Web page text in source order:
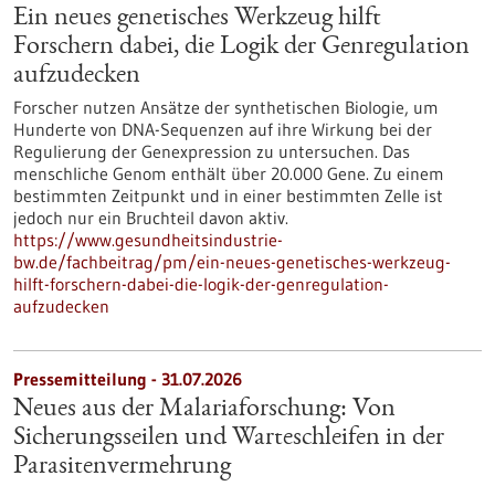
Ein neues genetisches Werkzeug hilft
Forschern dabei, die Logik der Genregulation
aufzudecken
Forscher nutzen Ansätze der synthetischen Biologie, um
Hunderte von DNA-Sequenzen auf ihre Wirkung bei der
Regulierung der Genexpression zu untersuchen. Das
menschliche Genom enthält über 20.000 Gene. Zu einem
bestimmten Zeitpunkt und in einer bestimmten Zelle ist
jedoch nur ein Bruchteil davon aktiv.
https://www.gesundheitsindustrie-
bw.de/fachbeitrag/pm/ein-neues-genetisches-werkzeug-
hilft-forschern-dabei-die-logik-der-genregulation-
aufzudecken
Pressemitteilung - 31.07.2026
Neues aus der Malariaforschung: Von
Sicherungsseilen und Warteschleifen in der
Parasitenvermehrung